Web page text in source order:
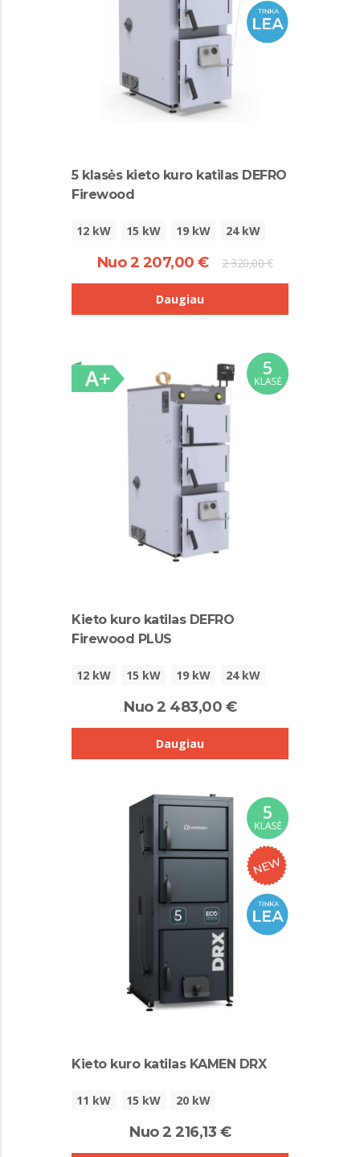
5 klasės kieto kuro katilas DEFRO
Firewood
12 kW 15 kW 19 kW 24 kW
Nuo 2 207,00 € 2 320,00 €
Daugiau
Kieto kuro katilas DEFRO
Firewood PLUS
12 kW 15 kW 19 kW 24 kW
Nuo 2 483,00 €
Daugiau
Kieto kuro katilas KAMEN DRX
11 kW 15 kW 20 kW
Nuo 2 216,13 €